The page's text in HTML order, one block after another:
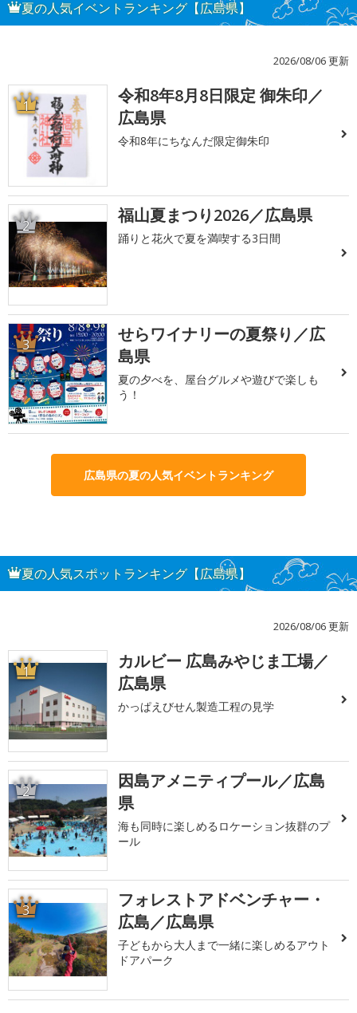
夏の人気イベントランキング【広島県】
2026/08/06 更新
1
令和8年8月8日限定 御朱印／
広島県
令和8年にちなんだ限定御朱印
2 福山夏まつり2026／広島県
踊りと花火で夏を満喫する3日間
3
せらワイナリーの夏祭り／広
島県
夏の夕べを、屋台グルメや遊びで楽しも
う！
広島県の夏の人気イベントランキング
夏の人気スポットランキング【広島県】
2026/08/06 更新
1
カルビー 広島みやじま工場／
広島県
かっぱえびせん製造工程の見学
2
因島アメニティプール／広島
県
海も同時に楽しめるロケーション抜群のプ
ール
3
フォレストアドベンチャー・
広島／広島県
子どもから大人まで一緒に楽しめるアウト
ドアパーク